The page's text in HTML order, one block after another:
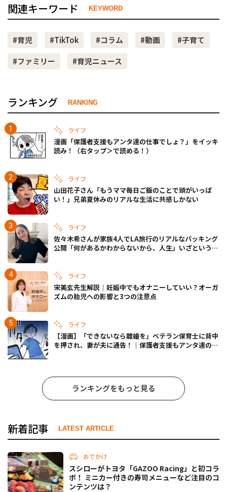
関連キーワード KEYWORD
#育児 #TikTok #コラム #動画
#子育て
#ファミリー
#育児ニュース
ランキング RANKING
ライフ
漫画「保護者支援もアンタ達の仕事でしょ？」をイッキ
読み！（右タップ＞で読める！）
ライフ
山田花子さん「もうママ毎日ご飯のことで頭がいっぱ
い！」兄弟夏休みのリアルな生活に共感しかない
ライフ
佐々木希さんが家族4人でLA旅行のリアルなパッキング
公開「何があるかわからないから、人生」いざというと
ライフ
宋美玄先生解説｜妊娠中でもオナニーしていい？オーガ
ズムの胎児への影響と3つの注意点
ライフ
【漫画】「できないなら離婚を」ベテラン保育士に背中
を押され、妻が夫に通告！｜保護者支援もアンタ達の仕
ランキングをもっと見る
新着記事 LATEST ARTICLE
おでかけ
スシローがトヨタ「GAZOO Racing」と初コラ
ボ！ ミニカー付きの寿司メニューなど注目のコ
ンテンツは？